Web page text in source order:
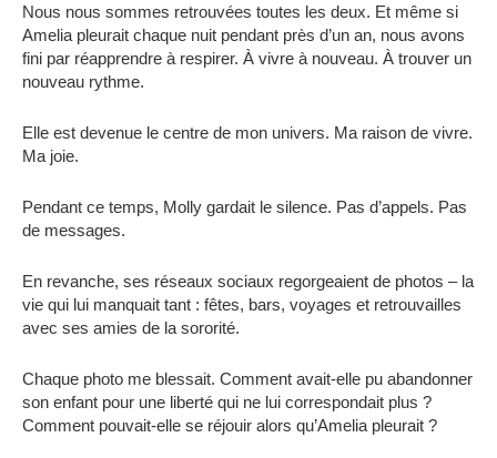
Nous nous sommes retrouvées toutes les deux. Et même si
Amelia pleurait chaque nuit pendant près d’un an, nous avons
fini par réapprendre à respirer. À vivre à nouveau. À trouver un
nouveau rythme.
Elle est devenue le centre de mon univers. Ma raison de vivre.
Ma joie.
Pendant ce temps, Molly gardait le silence. Pas d’appels. Pas
de messages.
En revanche, ses réseaux sociaux regorgeaient de photos – la
vie qui lui manquait tant : fêtes, bars, voyages et retrouvailles
avec ses amies de la sororité.
Chaque photo me blessait. Comment avait-elle pu abandonner
son enfant pour une liberté qui ne lui correspondait plus ?
Comment pouvait-elle se réjouir alors qu’Amelia pleurait ?